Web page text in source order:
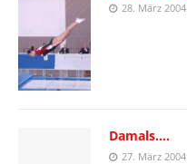
28. März 2004
Damals….
27. März 2004